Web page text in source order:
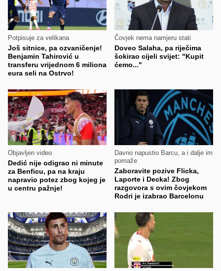
Potpisuje za velikana
Još sitnice, pa ozvaničenje!
Benjamin Tahirović u
transferu vrijednom 6 miliona
eura seli na Ostrvo!
Čovjek nema namjeru stati
Doveo Salaha, pa riječima
šokirao cijeli svijet: "Kupit
ćemo..."
Objavljen video
Dedić nije odigrao ni minute
za Benficu, pa na kraju
napravio potez zbog kojeg je
u centru pažnje!
Davno napustio Barcu, a i dalje im
pomaže
Zaboravite pozive Flicka,
Laporte i Decka! Zbog
razgovora s ovim čovjekom
Rodri je izabrao Barcelonu